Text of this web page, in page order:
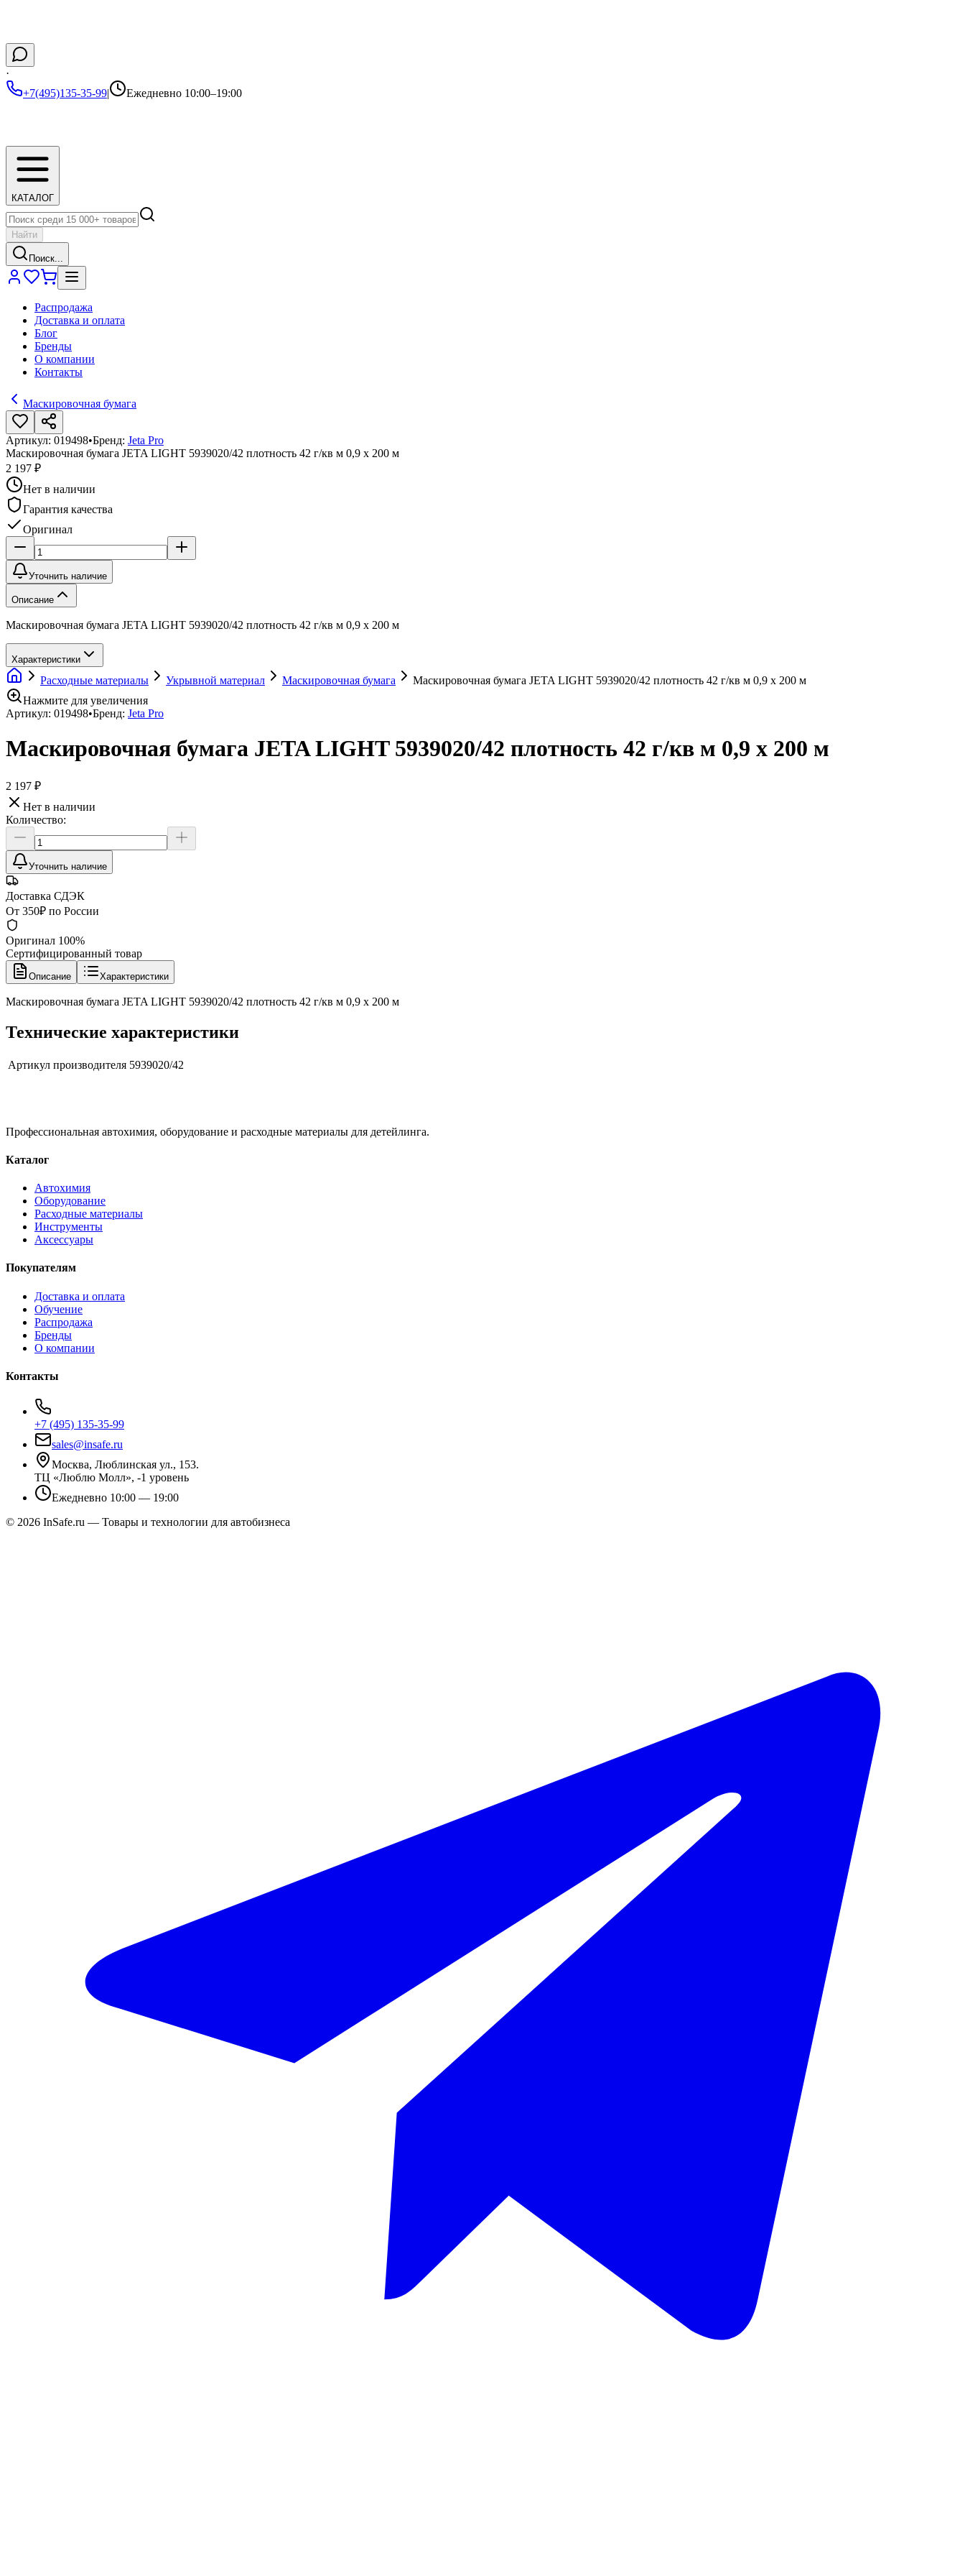
·
+7(495)135-35-99| Ежедневно 10:00–19:00
КАТАЛОГ
Найти
Поиск...
Распродажа
Доставка и оплата
Блог
Бренды
О компании
Контакты
Маскировочная бумага
Артикул: 019498•Бренд: Jeta Pro
Маскировочная бумага JETA LIGHT 5939020/42 плотность 42 г/кв м 0,9 х 200 м
2 197 ₽
Нет в наличии
Гарантия качества
Оригинал
Уточнить наличие
Описание
Маскировочная бумага JETA LIGHT 5939020/42 плотность 42 г/кв м 0,9 х 200 м
Характеристики
Расходные материалы Укрывной материал Маскировочная бумага
Маскировочная бумага JETA LIGHT 5939020/42 плотность 42 г/кв м 0,9 х 200 м
Нажмите для увеличения
Артикул: 019498•Бренд: Jeta Pro
Маскировочная бумага JETA LIGHT 5939020/42 плотность 42 г/кв м 0,9 х 200 м
2 197 ₽
Нет в наличии
Количество:
Уточнить наличие
Доставка СДЭК
От 350₽ по России
Оригинал 100%
Сертифицированный товар
Описание Характеристики
Маскировочная бумага JETA LIGHT 5939020/42 плотность 42 г/кв м 0,9 х 200 м
Технические характеристики
Артикул производителя 5939020/42
Профессиональная автохимия, оборудование и расходные материалы для детейлинга.
Каталог
Автохимия
Оборудование
Расходные материалы
Инструменты
Аксессуары
Покупателям
Доставка и оплата
Обучение
Распродажа
Бренды
О компании
Контакты
+7 (495) 135-35-99
sales@insafe.ru
Москва, Люблинская ул., 153.
ТЦ «Люблю Молл», -1 уровень
Ежедневно 10:00 — 19:00
© 2026 InSafe.ru — Товары и технологии для автобизнеса